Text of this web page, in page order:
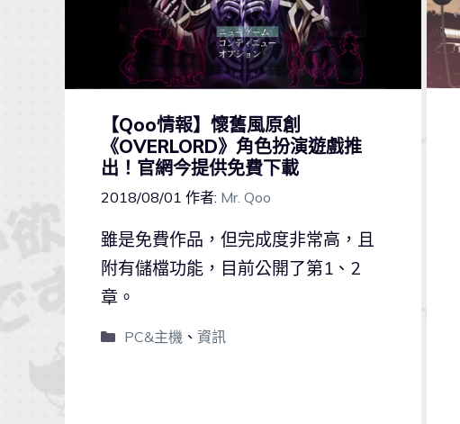
【Qoo情報】懷舊風原創
《OVERLORD》角色扮演遊戲推
出！官網今提供免費下載
2018/08/01 作者: Mr. Qoo
雖是免費作品，但完成度非常高，且
附有儲檔功能，目前公開了第1、2
章。
PC&主機、 資訊